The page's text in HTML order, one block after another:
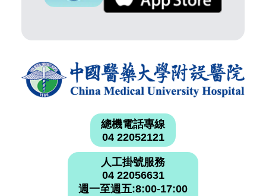
總機電話專線
04 22052121
人工掛號服務
04 22056631
週一至週五:8:00-17:00